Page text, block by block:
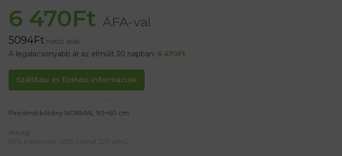
6 470Ft ÁFA-val
5094Ft nettó árak
A legalacsonyabb ár az elmúlt 30 napban: 6 470Ft
Szállítási és fizetési információk
Pincérnő kötény NORMAL 90×60 cm
Anyag: